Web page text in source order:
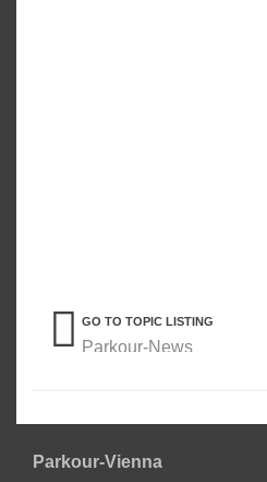
GO TO TOPIC LISTING
Parkour-News
Parkour-Vienna